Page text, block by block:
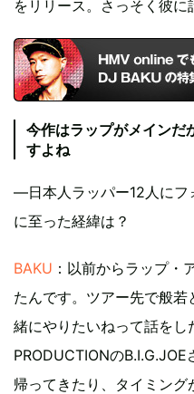
をリリース。さっそく彼に
今作はラップがメインだ
すよね
―日本人ラッパー12人にフ
に至った経緯は？
BAKU ：以前からラップ・
たんです。ツアー先で般
緒にやりたいねって話をし
PRODUCTIONの
帰ってきたり、タイミン